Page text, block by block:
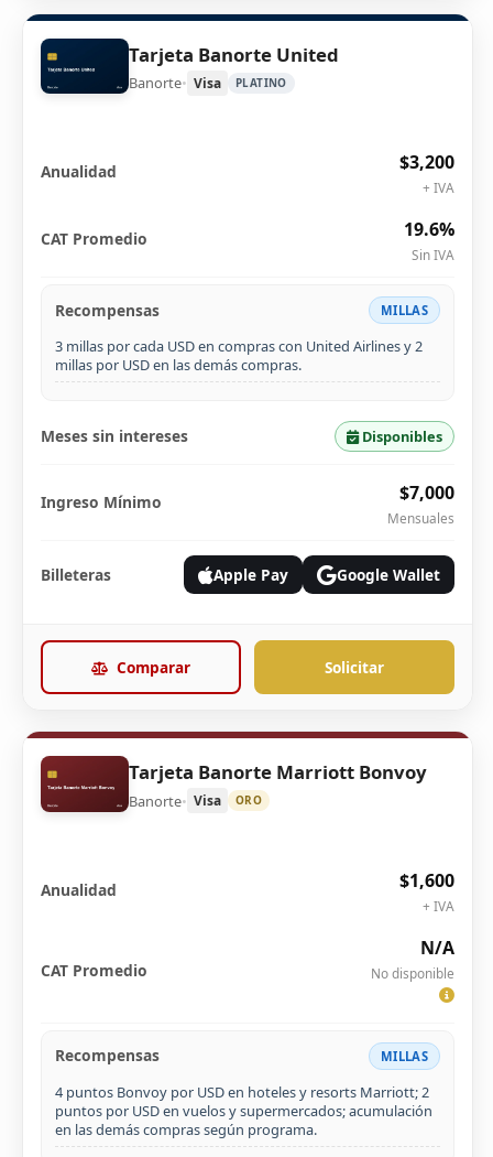
Tarjeta Banorte United
Banorte• Visa PLATINO
Anualidad $3,200
+ IVA
CAT Promedio 19.6%
Sin IVA
Recompensas MILLAS
3 millas por cada USD en compras con United Airlines y 2
millas por USD en las demás compras.
Meses sin intereses Disponibles
Ingreso Mínimo $7,000
Mensuales
Billeteras Apple Pay Google Wallet
Comparar Solicitar
Tarjeta Banorte Marriott Bonvoy
Banorte• Visa ORO
Anualidad $1,600
+ IVA
CAT Promedio
N/A
No disponible
Recompensas MILLAS
4 puntos Bonvoy por USD en hoteles y resorts Marriott; 2
puntos por USD en vuelos y supermercados; acumulación
en las demás compras según programa.